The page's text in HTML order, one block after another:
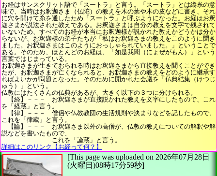
お経はサンスクリット語で「スートラ」と言う。「スートラ」とは縦糸の意
味で、当時はお釈迦さま（仏陀）の教えを木の葉や木の皮などに書き、それ
に穴を開けて糸を通したため「スートラ」と呼ぶようになった。お経はお釈
迦さまが説法された教えである。お釈迦さまは自分の教えを文字で残されて
いないため、すべてのお経が本当にお釈迦様が説かれた教えかどうかは分か
らないが、お釈迦様の弟子たちが「私はお釈迦さまの教えをこのように聞き
ました。お釈迦さまはこのようにおっしゃられていました。」ということで
ある。そのため、ほとんどのお経は、「如是我聞（にょぜがもん）」という
言葉ではじまっている。
お釈迦さまが生きておられる時はお釈迦さまから直接教えを聞くことができ
たが、お釈迦さまが亡くなられると、お釈迦さまの教えをどのように継承す
ればよいかが問題となった。そのために開かれた会議を「仏典結集（けつじ
ゅう）」という。
仏教にはたくさんの仏典があるが、大きく以下の３つに分けられる。
【経】－－－ お釈迦さまが直接説かれた教えを文字にしたもので、これ
を「経蔵」と言う。
【律】－－－ 僧侶や仏教教団の生活規則や決まりなどを記したもので、
これを「律蔵」と言う。
【論】－－－ お釈迦さま以外の高僧が、仏教の教えについての解釈や解
説などを書いたもので、
これを「論蔵」と言う。
詳細はこのリンク【お経って何？】
[This page was uploaded on 2026年07月28日
(火曜日)08時17分59秒]